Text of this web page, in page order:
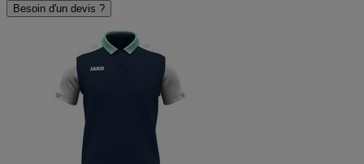
Besoin d'un devis ?